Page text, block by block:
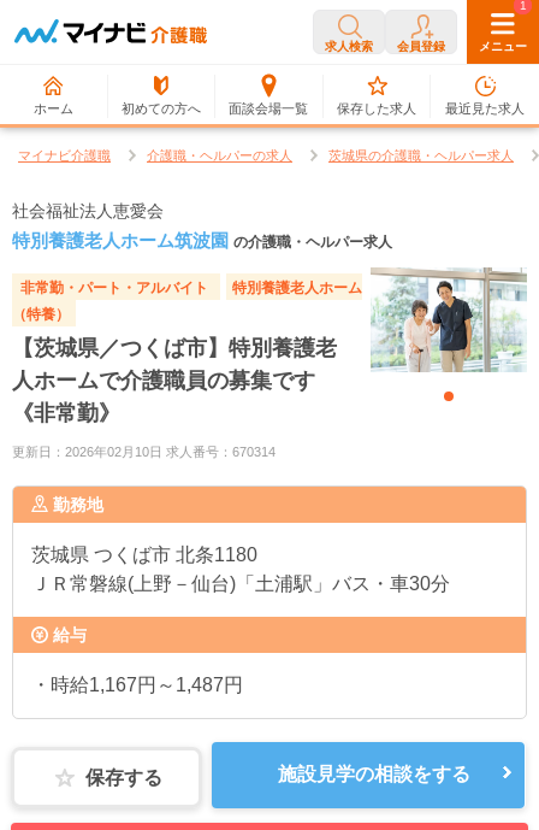
求人検索 会員登録 メニュー
ホーム 初めての方へ 面談会場一覧
0
保存した求人
1
最近見た求人
マイナビ介護職 介護職・ヘルパーの求人 茨城県の介護職・ヘルパー求人
社会福祉法人恵愛会
特別養護老人ホーム筑波園 の介護職・ヘルパー求人
非常勤・パート・アルバイト
特別養護老人ホーム
（特養）
【茨城県／つくば市】特別養護老
人ホームで介護職員の募集です
《非常勤》
更新日：2026年02月10日 求人番号：670314
勤務地
茨城県 つくば市 北条1180
ＪＲ常磐線(上野－仙台)「土浦駅」バス・車30分
給与
・時給1,167円～1,487円
保存する 施設見学の相談をする